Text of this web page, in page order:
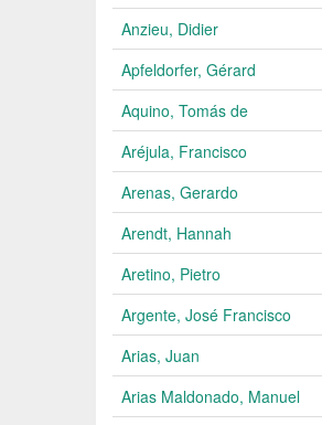
Anzieu, Didier
Apfeldorfer, Gérard
Aquino, Tomás de
Aréjula, Francisco
Arenas, Gerardo
Arendt, Hannah
Aretino, Pietro
Argente, José Francisco
Arias, Juan
Arias Maldonado, Manuel